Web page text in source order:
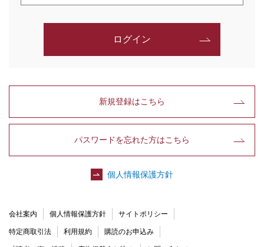
ログイン
新規登録はこちら
パスワードを忘れた方はこちら
個人情報保護方針
会社案内 個人情報保護方針 サイトポリシー
特定商取引法 利用規約 購読のお申込み